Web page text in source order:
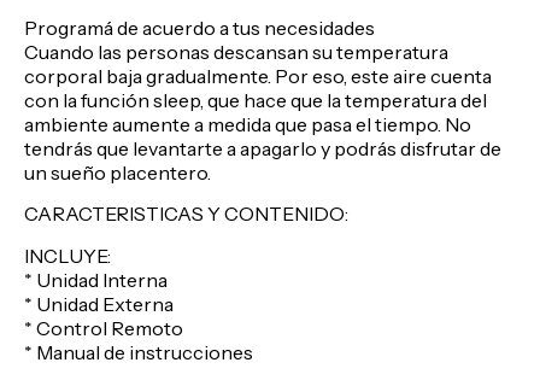
Programá de acuerdo a tus necesidades
Cuando las personas descansan su temperatura
corporal baja gradualmente. Por eso, este aire cuenta
con la función sleep, que hace que la temperatura del
ambiente aumente a medida que pasa el tiempo. No
tendrás que levantarte a apagarlo y podrás disfrutar de
un sueño placentero.
CARACTERISTICAS Y CONTENIDO:
INCLUYE:
* Unidad Interna
* Unidad Externa
* Control Remoto
* Manual de instrucciones